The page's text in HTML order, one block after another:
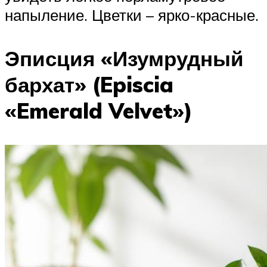
напыление. Цветки – ярко-красные.
Эписция «Изумрудный
бархат» (Episcia
«Emerald Velvet»)